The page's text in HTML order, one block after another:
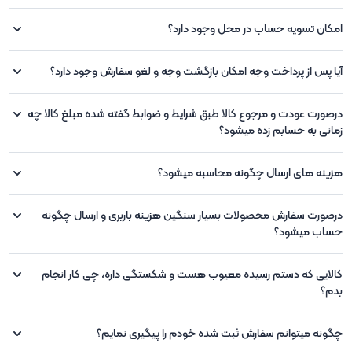
امکان تسویه حساب در محل وجود دارد؟
آیا پس از پرداخت وجه امکان بازگشت وجه و لغو سفارش وجود دارد؟
درصورت عودت و مرجوع کالا طبق شرایط و ضوابط گفته شده مبلغ کالا چه
زمانی به حسابم زده میشود؟
هزینه های ارسال چگونه محاسبه میشود؟
درصورت سفارش محصولات بسیار سنگین هزینه باربری و ارسال چگونه
حساب میشود؟
کالایی که دستم رسیده معیوب هست و شکستگی داره، چی کار انجام
بدم؟
چگونه میتوانم سفارش ثبت شده خودم را پیگیری نمایم؟